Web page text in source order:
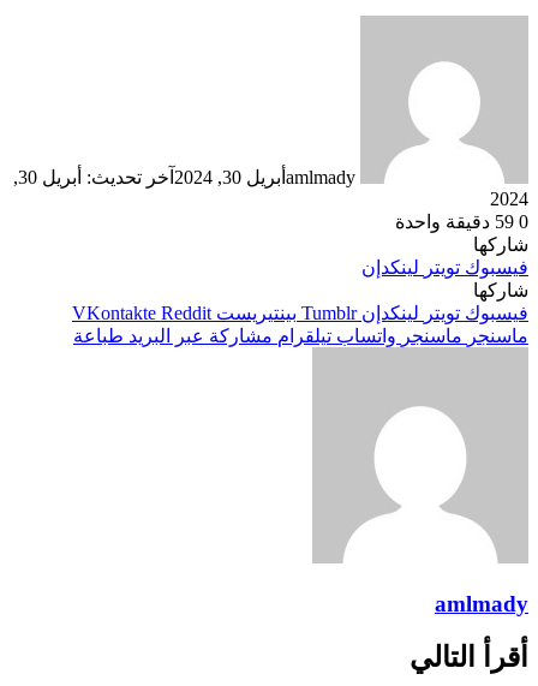
amlmady أبريل 30, 2024
آخر تحديث: أبريل 30,
2024
0
دقيقة واحدة
شاركها
فيسبوك تويتر لينكدإن
شاركها
فيسبوك تويتر لينكدإن بينتيريست
ماسنجر ماسنجر واتساب تيلقرام مشاركة عبر البريد طباعة
amlmady
أقرأ التالي